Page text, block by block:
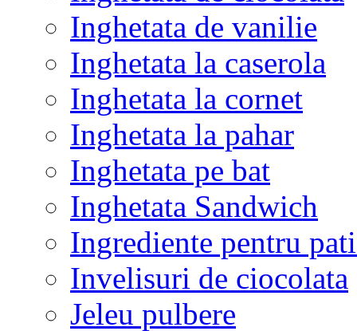
Inghetata de vanilie
Inghetata la caserola
Inghetata la cornet
Inghetata la pahar
Inghetata pe bat
Inghetata Sandwich
Ingrediente pentru
Invelisuri de ciocolata
Jeleu pulbere